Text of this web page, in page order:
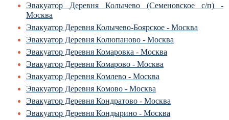
Эвакуатор Деревня Колычево (Семеновское с/п) -
Москва
Эвакуатор Деревня Колычево-Боярское - Москва
Эвакуатор Деревня Колюпаново - Москва
Эвакуатор Деревня Комаровка - Москва
Эвакуатор Деревня Комарово - Москва
Эвакуатор Деревня Комлево - Москва
Эвакуатор Деревня Комово - Москва
Эвакуатор Деревня Кондратово - Москва
Эвакуатор Деревня Кондырино - Москва